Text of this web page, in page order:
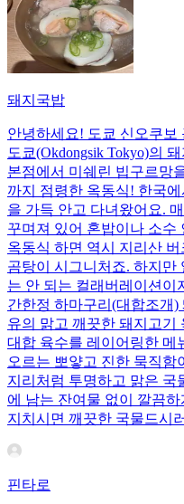
돼지국밥
안녕하세요! 도쿄 신오쿠보
도쿄(Okdongsik Tokyo)의
본점에서 미쉐린 빕구르망
까지 점령한 옥동식! 한국
을 가득 안고 다녀왔어요.
꾸며져 있어 혼밥이나 소수
옥동식 하면 역시 지리산
곰탕이 시그니처죠. 하지만
는 안 되는 컬래버레이션이
간한정 하마구리(대합조개
유의 맑고 깨끗한 돼지고기
대합 육수를 레이어링한 메
오르는 뽀얗고 진한 묵직함
지리처럼 투명하고 맑은 국
에 남는 잔여물 없이 깔끔
지치시면 깨끗한 국물드시
핀타로